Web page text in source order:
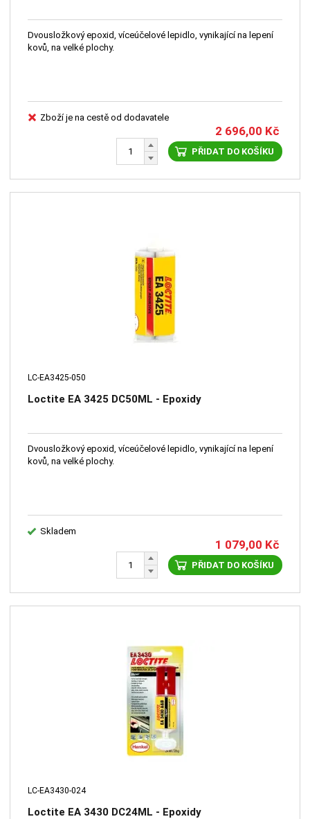
Dvousložkový epoxid, víceúčelové lepidlo, vynikající na lepení
kovů, na velké plochy.
Zboží je na cestě od dodavatele
2 696,00 Kč
PŘIDAT DO KOŠÍKU
LC-EA3425-050
Loctite EA 3425 DC50ML - Epoxidy
Dvousložkový epoxid, víceúčelové lepidlo, vynikající na lepení
kovů, na velké plochy.
Skladem
1 079,00 Kč
PŘIDAT DO KOŠÍKU
LC-EA3430-024
Loctite EA 3430 DC24ML - Epoxidy